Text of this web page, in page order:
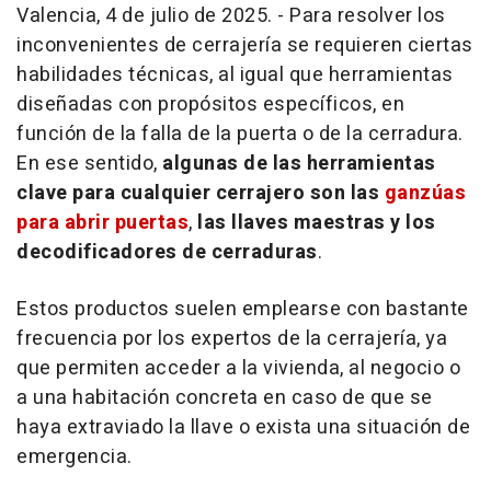
Valencia, 4 de julio de 2025. - Para resolver los
inconvenientes de cerrajería se requieren ciertas
habilidades técnicas, al igual que herramientas
diseñadas con propósitos específicos, en
función de la falla de la puerta o de la cerradura.
En ese sentido, algunas de las herramientas
clave para cualquier cerrajero son las ganzúas
para abrir puertas, las llaves maestras y los
decodificadores de cerraduras.
Estos productos suelen emplearse con bastante
frecuencia por los expertos de la cerrajería, ya
que permiten acceder a la vivienda, al negocio o
a una habitación concreta en caso de que se
haya extraviado la llave o exista una situación de
emergencia.